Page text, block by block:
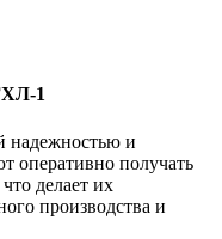
1
надежностью и
оперативно получать
делает их
производства и